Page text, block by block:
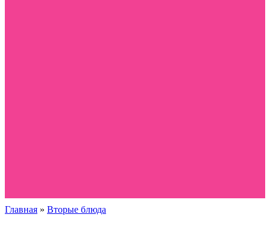
Главная » Вторые блюда